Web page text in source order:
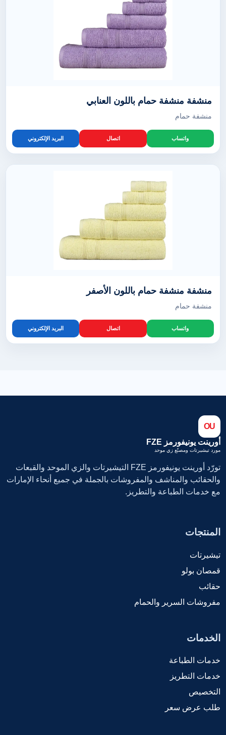
منشفة منشفة حمام باللون العنابي
منشفة حمام
واتساب اتصال البريد الإلكتروني
منشفة منشفة حمام باللون الأصفر
منشفة حمام
واتساب اتصال البريد الإلكتروني
OU
أورينت يونيفورمز FZE
مورد تيشيرتات ومصنّع زي موحد
تورّد أورينت يونيفورمز FZE التيشيرتات والزي الموحد والقبعات
والحقائب والمناشف والمفروشات بالجملة في جميع أنحاء الإمارات
مع خدمات الطباعة والتطريز.
المنتجات
تيشيرتات
قمصان بولو
حقائب
مفروشات السرير والحمام
الخدمات
خدمات الطباعة
خدمات التطريز
التخصيص
طلب عرض سعر